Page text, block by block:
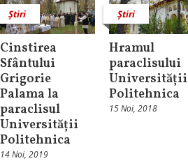
Știri
Cinstirea
Sfântului
Grigorie
Palama la
paraclisul
Universității
Politehnica
14 Noi, 2019
Știri
Hramul
paraclisului
Universității
Politehnica
15 Noi, 2018